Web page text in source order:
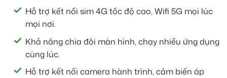
Hỗ trợ kết nối sim 4G tốc độ cao, Wifi 5G mọi lúc
mọi nơi.
Khả năng chia đôi màn hình, chạy nhiều ứng dụng
cùng lúc.
Hỗ trợ kết nối camera hành trình, cảm biến áp